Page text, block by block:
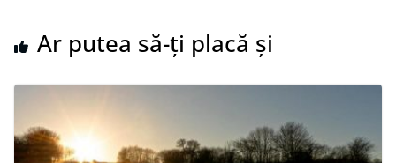
Ar putea să-ți placă și